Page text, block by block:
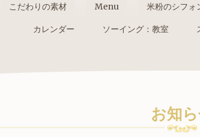
こだわりの素材 Menu 米粉のシフ
カレンダー ソーイング：教室
お知